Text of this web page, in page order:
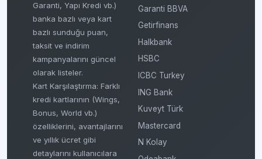
Garanti, Yapı Kredi vb.)
banka bazlı veya kart
bazlı sunduğu puan,
taksit ve indirim
kampanyalarını güncel
olarak listeler.
Kart Karşılaştırma: Farklı
kredi kartlarının (Wings,
Bonus, World vb.)
özelliklerini, avantajlarını
ve yıllık ücret gibi
detaylarını kullanıcılara
Garanti BBVA
Getirfinans
Halkbank
HSBC
ICBC Turkey
ING Bank
Kuveyt Türk
Mastercard
N Kolay